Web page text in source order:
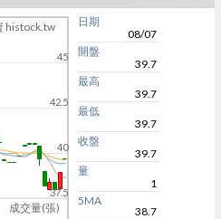
成交量(張)
histock.tw
37.5
40
42.5
45
日期
08/07
開盤
39.7
最高
39.7
最低
39.7
收盤
39.7
量
1
5MA
38.7